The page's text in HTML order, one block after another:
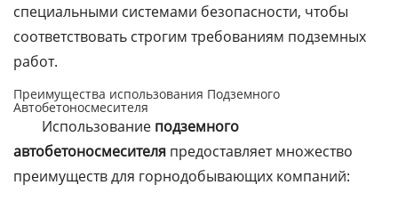
специальными системами безопасности, чтобы
соответствовать строгим требованиям подземных
работ.
Преимущества использования Подземного
Автобетоносмесителя
Использование подземного
автобетоносмесителя предоставляет множество
преимуществ для горнодобывающих компаний: